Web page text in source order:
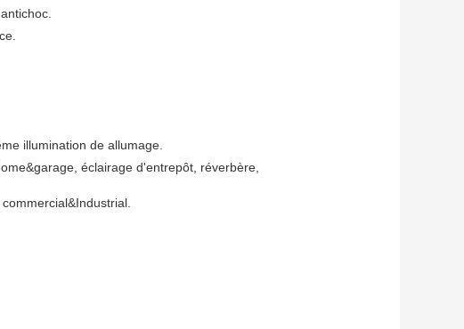
illumination de allumage.
éclairage d'entrepôt, réverbère,